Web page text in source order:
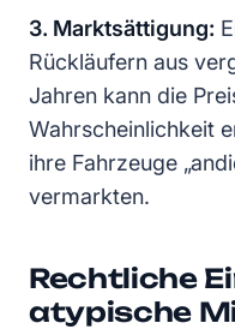
3. Marktsättigung:
Rückläufern aus
Jahren kann die
Wahrscheinlichkeit
ihre Fahrzeuge
vermarkten.
Rechtliche
atypische